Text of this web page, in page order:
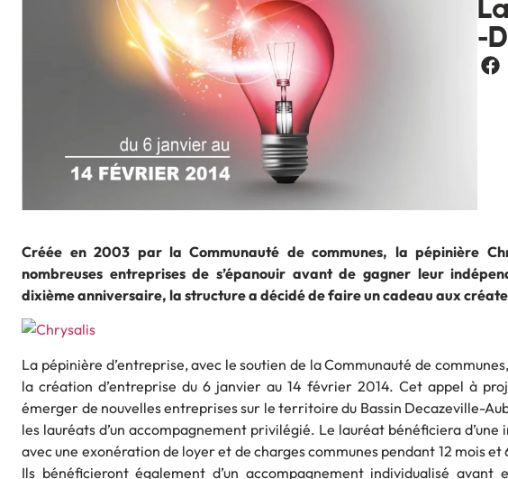
-
Créée en 2003 par la Communauté de communes, la pépinière
nombreuses entreprises de s’épanouir avant de gagner leur
dixième anniversaire, la structure a décidé de faire un cadeau aux
La pépinière d’entreprise, avec le soutien de la Communauté de
la création d’entreprise du 6 janvier au 14 février 2014. Cet appel à
émerger de nouvelles entreprises sur le territoire du Bassin Decazeville-
les lauréats d’un accompagnement privilégié. Le lauréat bénéficiera
avec une exonération de loyer et de charges communes pendant 12 mois et
Ils bénéficieront également d’un accompagnement individualisé